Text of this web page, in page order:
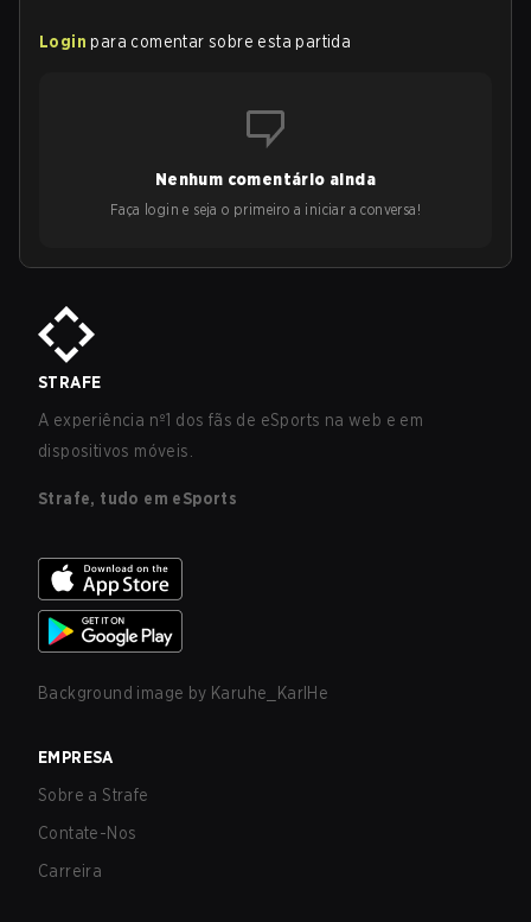
Login para comentar sobre esta partida
Nenhum comentário ainda
Faça login e seja o primeiro a iniciar a conversa!
STRAFE
A experiência nº1 dos fãs de eSports na web e em
dispositivos móveis.
Strafe, tudo em eSports
Background image by Karuhe_KarlHe
EMPRESA
Sobre a Strafe
Contate-Nos
Carreira